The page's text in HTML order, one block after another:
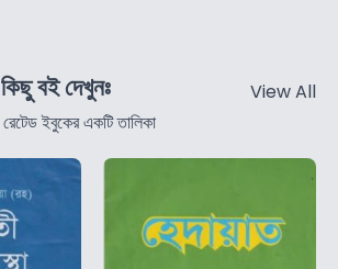
বই দেখুনঃ
ইবুকের একটি তালিকা
View All